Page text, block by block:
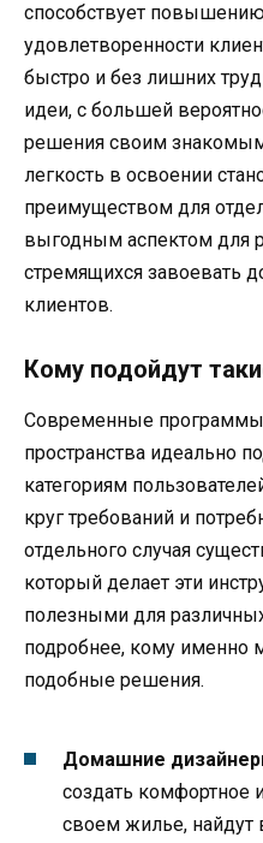
способствует
удовлетворенности
быстро и без лишних
идеи, с большей
решения своим
легкость в освоении
преимуществом для
выгодным аспектом для
стремящихся завоевать
клиентов.
Кому подойдут
Современные программы
пространства идеально
категориям
круг требований и
отдельного случая
который делает эти
полезными для
подробнее, кому именно
подобные решения.
Домашние
создать комфортное
своем жилье, найдут